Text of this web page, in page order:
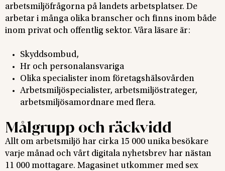
arbetsmiljöfrågorna på landets arbetsplatser. De
arbetar i många olika branscher och finns inom både
inom privat och offentlig sektor. Våra läsare är:
Skyddsombud,
Hr och personalansvariga
Olika specialister inom företagshälsovården
Arbetsmiljöspecialister, arbetsmiljöstrateger,
arbetsmiljösamordnare med flera.
Målgrupp och räckvidd
Allt om arbetsmiljö har cirka 15 000 unika besökare
varje månad och vårt digitala nyhetsbrev har nästan
11 000 mottagare. Magasinet utkommer med sex